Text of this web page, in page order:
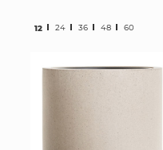
12 24 36 48 60